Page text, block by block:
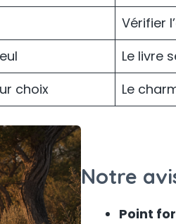
Vérifier
Le livre
choix Le
Notre
Point